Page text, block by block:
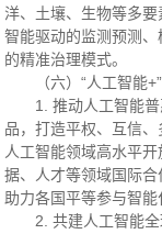
洋、土壤、生物等多
智能驱动的监测预测
的精准治理模式。
（六）“人工智能
1. 推动人工智能
品，打造平权、互信
人工智能领域高水平
据、人才等领域国际合
助力各国平等参与智能
2. 共建人工智能